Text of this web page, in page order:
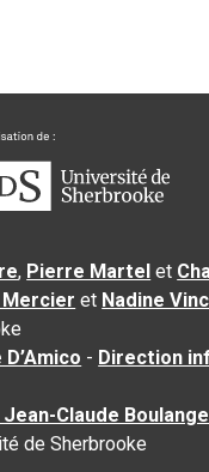
, Pierre Martel et
Mercier et Nadine
- Direction
Claude
de Sherbrooke